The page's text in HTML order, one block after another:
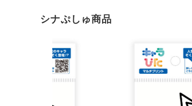
シナぷしゅ商品